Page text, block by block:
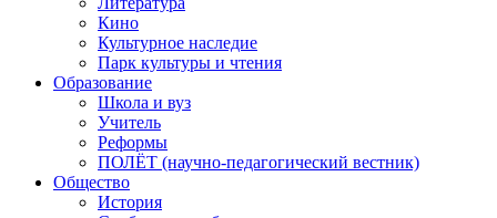
Кино
Культурное наследие
Парк культуры и чтения
Образование
Школа и вуз
Учитель
Реформы
ПОЛЁТ (научно-педагогический вестник)
Общество
История